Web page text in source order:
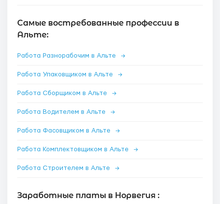
Самые востребованные профессии в
Альте:
Работа Разнорабочим в Альте →
Работа Упаковщиком в Альте →
Работа Сборщиком в Альте →
Работа Водителем в Альте →
Работа Фасовщиком в Альте →
Работа Комплектовщиком в Альте →
Работа Строителем в Альте →
Заработные платы в Норвегия :